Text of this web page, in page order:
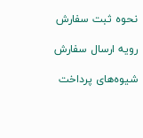
نحوه ثبت سفارش
رویه ارسال سفارش
شیوه‌های پرداخت